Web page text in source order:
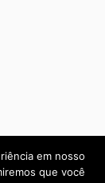
em nosso
que você